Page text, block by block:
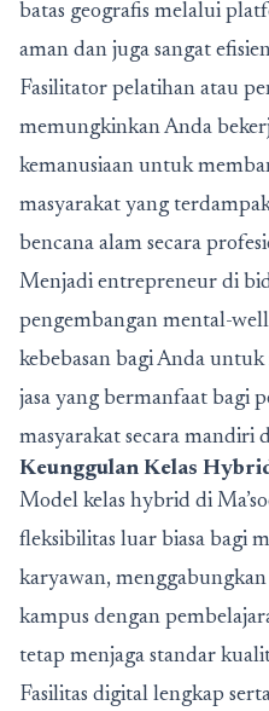
batas geografis melalui
aman dan juga sangat
Fasilitator pelatihan atau
memungkinkan Anda
kemanusiaan untuk
masyarakat yang
bencana alam secara
Menjadi entrepreneur di
pengembangan mental-
kebebasan bagi Anda
jasa yang bermanfaat bagi
masyarakat secara mandiri
Keunggulan Kelas
Model kelas hybrid di
fleksibilitas luar biasa bagi
karyawan,
kampus dengan
tetap menjaga standar
Fasilitas digital lengkap